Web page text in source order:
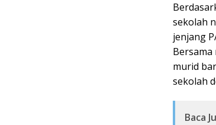
sekolah
jenjang
Bersama
murid
sekolah
Baca